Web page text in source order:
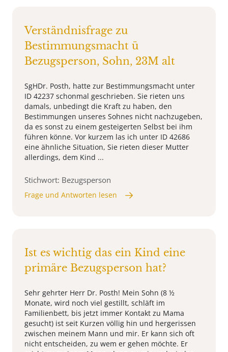
Verständnisfrage zu
Bestimmungsmacht ü
Bezugsperson, Sohn, 23M alt
SgHDr. Posth, hatte zur Bestimmungsmacht unter
ID 42237 schonmal geschrieben. Sie rieten uns
damals, unbedingt die Kraft zu haben, den
Bestimmungen unseres Sohnes nicht nachzugeben,
da es sonst zu einem gesteigerten Selbst bei ihm
führen könne. Vor kurzem las ich unter ID 42686
eine ähnliche Situation, Sie rieten dieser Mutter
allerdings, dem Kind ...
Stichwort: Bezugsperson
Frage und Antworten lesen
Ist es wichtig das ein Kind eine
primäre Bezugsperson hat?
Sehr gehrter Herr Dr. Posth! Mein Sohn (8 ½
Monate, wird noch viel gestillt, schläft im
Familienbett, bis jetzt immer Kontakt zu Mama
gesucht) ist seit Kurzen völlig hin und hergerissen
zwischen meinem Mann und mir. Er kann sich oft
nicht entscheiden, zu wem er gehen möchte. Er